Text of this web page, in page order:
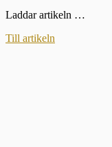
Laddar artikeln …
Till artikeln